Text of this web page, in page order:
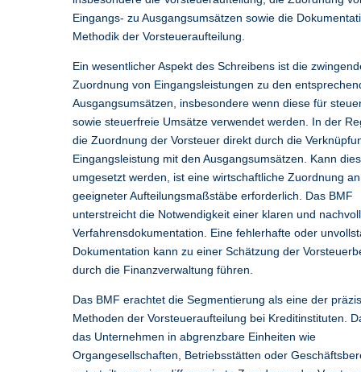
Eingangs- zu Ausgangsumsätzen sowie die
Methodik der Vorsteueraufteilung.
Ein wesentlicher Aspekt des Schreibens ist die
Zuordnung von Eingangsleistungen zu den
Ausgangsumsätzen, insbesondere wenn diese für
sowie steuerfreie Umsätze verwendet werden. In der
die Zuordnung der Vorsteuer direkt durch die
Eingangsleistung mit den Ausgangsumsätzen. Kann
umgesetzt werden, ist eine wirtschaftliche Zuordnung
geeigneter Aufteilungsmaßstäbe erforderlich. Das BMF
unterstreicht die Notwendigkeit einer klaren und
Verfahrensdokumentation. Eine fehlerhafte oder
Dokumentation kann zu einer Schätzung der
durch die Finanzverwaltung führen.
Das BMF erachtet die Segmentierung als eine der
Methoden der Vorsteueraufteilung bei Kreditinstituten.
das Unternehmen in abgrenzbare Einheiten wie
Organgesellschaften, Betriebsstätten oder